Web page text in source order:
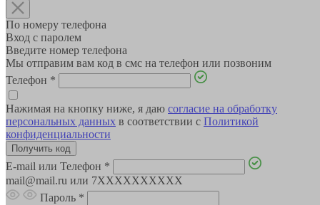
По номеру телефона
Вход с паролем
Введите номер телефона
Мы отправим вам код в смс на телефон или позвоним
Телефон *
Нажимая на кнопку ниже, я даю согласие на обработку
персональных данных в соответствии с Политикой
конфиденциальности
E-mail или Телефон *
mail@mail.ru или 7XXXXXXXXXX
Пароль *